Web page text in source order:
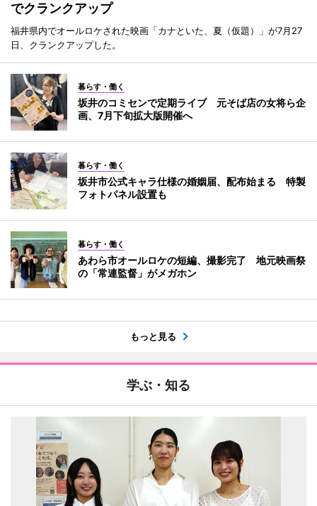
でクランクアップ
福井県内でオールロケされた映画「カナといた、夏（仮題）」が7月27
日、クランクアップした。
暮らす・働く
坂井のコミセンで定期ライブ 元そば店の女将ら企
画、7月下旬拡大版開催へ
暮らす・働く
坂井市公式キャラ仕様の婚姻届、配布始まる 特製
フォトパネル設置も
暮らす・働く
あわら市オールロケの短編、撮影完了 地元映画祭
の「常連監督」がメガホン
もっと見る
学ぶ・知る